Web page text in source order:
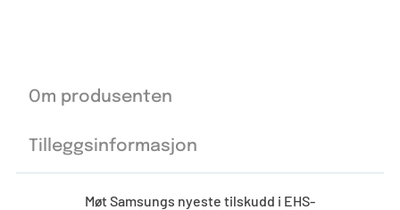
Om produsenten
Tilleggsinformasjon
Møt Samsungs nyeste tilskudd i EHS-